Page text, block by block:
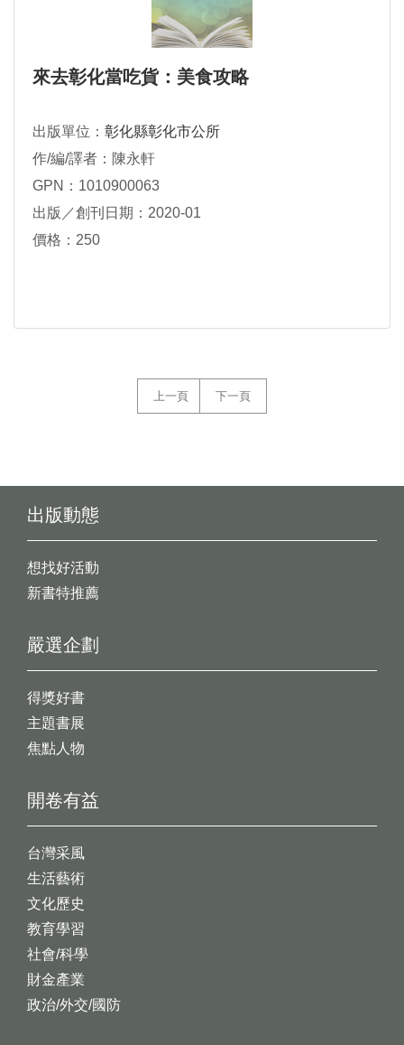
來去彰化當吃貨：美食攻略
出版單位： 彰化縣彰化市公所
作/編/譯者：陳永軒
GPN：1010900063
出版／創刊日期：2020-01
價格：250
上一頁 下一頁
出版動態
想找好活動
新書特推薦
開卷有益
台灣采風
生活藝術
文化歷史
教育學習
社會/科學
財金產業
政治/外交/國防
嚴選企劃
得獎好書
主題書展
焦點人物